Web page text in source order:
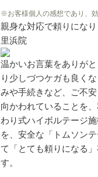
※お客様個人の感想であり、
親身な対応で頼りにな
里浜院
温かいお言葉をありが
り少しづつケガも良く
みや手続きなど、ご不
向かわれていることを
わり式ハイボルテージ
を、安全な「トムソン
て「とても頼りになる
す。